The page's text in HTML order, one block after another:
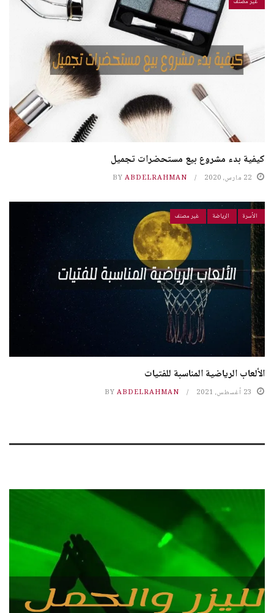
كيفية بدء مشروع بيع مستحضرات تجميل
22 مارس، 2020 BY ABDELRAHMAN
الأسرة الرياضة غير مصنف
الألعاب الرياضية المناسبة للفتيات
23 أغسطس، 2021 BY ABDELRAHMAN